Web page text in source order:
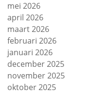
mei 2026
april 2026
maart 2026
februari 2026
januari 2026
december 2025
november 2025
oktober 2025